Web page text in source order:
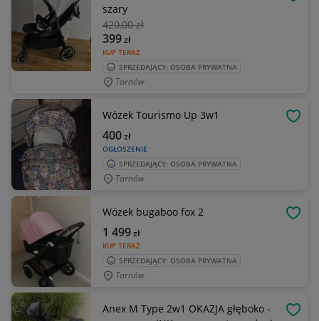
szary
420,00 zł
KUP TERAZ
399zł
SPRZEDAJĄCY: OSOBA PRYWATNA
Tarnów
Wózek Tourismo Up 3w1
OGŁOSZENIE
400zł
SPRZEDAJĄCY: OSOBA PRYWATNA
Tarnów
Wózek bugaboo fox 2
KUP TERAZ
1 499zł
SPRZEDAJĄCY: OSOBA PRYWATNA
Tarnów
Anex M Type 2w1 OKAZJA głęboko -